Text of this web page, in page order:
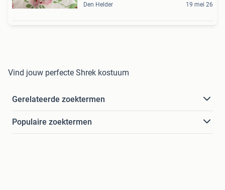
Den Helder 19 mei 26
Vind jouw perfecte Shrek kostuum
Gerelateerde zoektermen
Populaire zoektermen